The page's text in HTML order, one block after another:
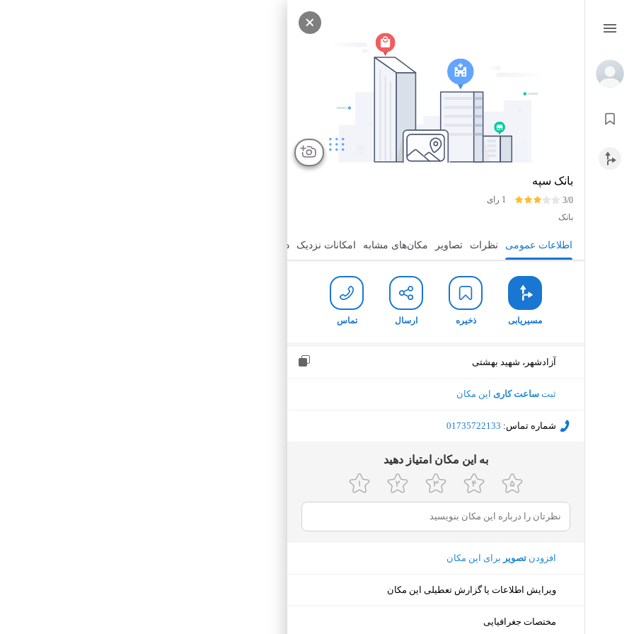
بانک سپه
3/0
1 رای
بانک
اطلاعات عمومی نظرات تصاویر مکان‌های مشابه امکانات نزدیک درباره
مسیریابی ذخیره ارسال تماس
آزادشهر، شهید بهشتی
ثبت ساعت کاری این مکان
شماره تماس: ‎01735722133
ﺑﻪ اﯾﻦ ﻣﮑﺎن اﻣﺘﯿﺎز دﻫﯿﺪ
افزودن تصویر برای این مکان
ویرایش اطلاعات یا گزارش تعطیلی این مکان
مختصات جغرافیایی